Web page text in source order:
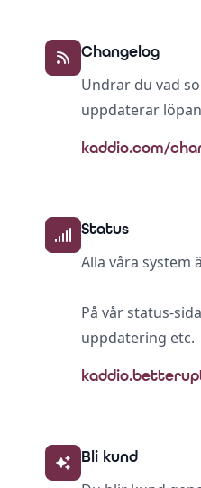
Changelog
Undrar du vad
uppdaterar
kaddio.com/
Status
Alla våra system
På vår status-
uppdatering etc.
Bli kund